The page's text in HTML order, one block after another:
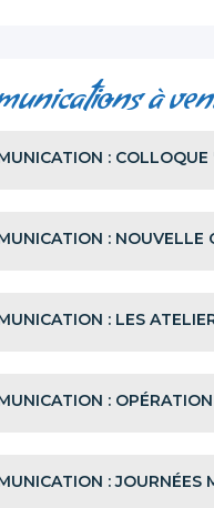
à
: COLLOQUE
: NOUVELLE
: LES
:
: JOURNÉES